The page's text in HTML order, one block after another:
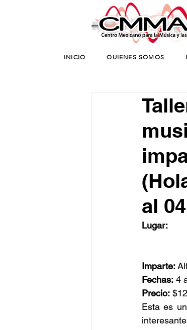
INICIO QUIENES SOMOS
al
Lugar:
Imparte:
Fechas: 4
Precio:
Esta es